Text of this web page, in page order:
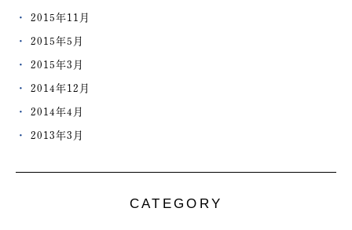
2015年11月
2015年5月
2015年3月
2014年12月
2014年4月
2013年3月
CATEGORY